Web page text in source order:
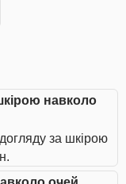
навколо
за шкірою